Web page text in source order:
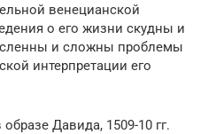
венецианской
о его жизни скудны и
и сложны проблемы
интерпретации его
Давида, 1509-10 гг.